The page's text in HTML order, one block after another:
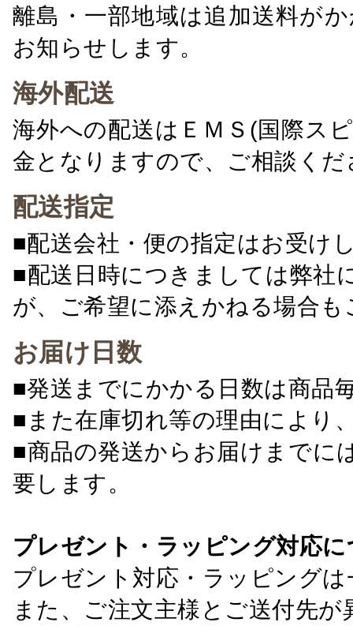
離島・一部地域は追加送料が
お知らせします。
海外配送
海外への配送はＥＭＳ(国際ス
金となりますので、ご相談くだ
配送指定
■配送会社・便の指定はお受け
■配送日時につきましては弊社
が、ご希望に添えかねる場合
お届け日数
■発送までにかかる日数は商品
■また在庫切れ等の理由により
■商品の発送からお届けまでに
要します。
プレゼント・ラッピング対応
プレゼント対応・ラッピング
また、ご注文主様とご送付先